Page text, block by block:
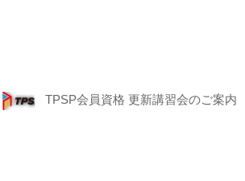
TPSP会員資格 更新講習会のご案内